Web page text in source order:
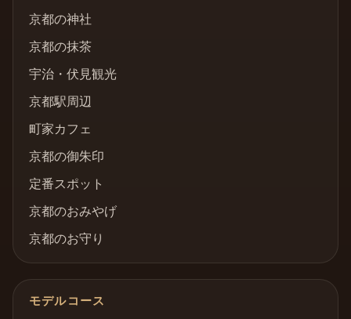
京都の神社
京都の抹茶
宇治・伏見観光
京都駅周辺
町家カフェ
京都の御朱印
定番スポット
京都のおみやげ
京都のお守り
モデルコース